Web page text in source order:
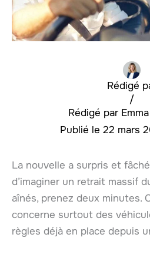
Rédigé
/
22 mars
La nouvelle a surpris et
d’imaginer un retrait massif
aînés, prenez deux minutes.
concerne surtout des
règles déjà en place depuis